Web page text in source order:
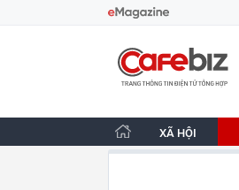
CafeBiz - Trang chủ
XÃ HỘI